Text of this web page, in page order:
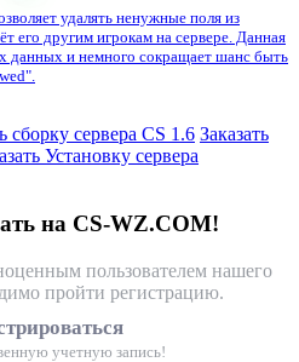
удалять ненужные поля из
его другим игрокам на сервере. Данная
данных и немного сокращает шанс быть
сборку сервера CS 1.6 Заказать
Установку сервера
на CS-WZ.COM!
пользователем нашего
пройти регистрацию.
учетную запись!